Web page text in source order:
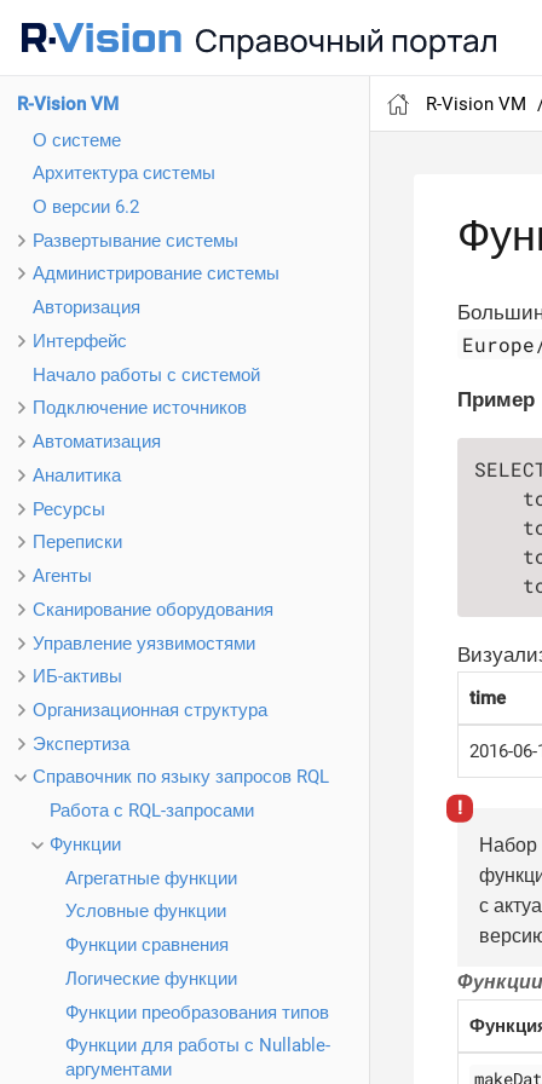
R-Vision VM
О системе
Архитектура системы
О версии 6.2
Развертывание системы
Администрирование системы
Авторизация
Интерфейс
Начало работы с системой
Подключение источников
Автоматизация
Аналитика
Ресурсы
Переписки
Агенты
Сканирование оборудования
Управление уязвимостями
ИБ-активы
Организационная структура
Экспертиза
Справочник по языку запросов RQL
Работа с RQL-запросами
Функции
Агрегатные функции
Условные функции
Функции сравнения
Логические функции
Функции преобразования типов
Функции для работы с Nullable-
аргументами
R-Vision VM
Пример
time
2016-
Набор
с